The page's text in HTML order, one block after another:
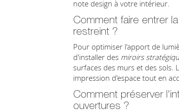
note design à votre intérieur.
Comment faire entrer
restreint ?
Pour optimiser l'apport de
d'installer des miroirs
surfaces des murs et des sols.
impression d'espace tout en
Comment préserver
ouvertures ?